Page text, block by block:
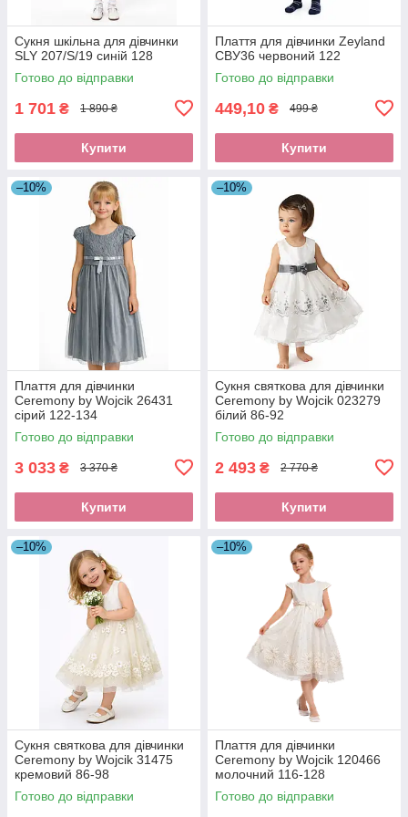
Сукня шкільна для дівчинки
SLY 207/S/19 синій 128
Готово до відправки
1 701 ₴ 1 890 ₴
Купити
Плаття для дівчинки Zeyland
СВУ36 червоний 122
Готово до відправки
449,10 ₴ 499 ₴
Купити
–10%
Плаття для дівчинки
Ceremony by Wojcik 26431
сірий 122-134
Готово до відправки
3 033 ₴ 3 370 ₴
Купити
–10%
Сукня святкова для дівчинки
Ceremony by Wojcik 023279
білий 86-92
Готово до відправки
2 493 ₴ 2 770 ₴
Купити
–10%
Сукня святкова для дівчинки
Ceremony by Wojcik 31475
кремовий 86-98
Готово до відправки
–10%
Плаття для дівчинки
Ceremony by Wojcik 120466
молочний 116-128
Готово до відправки